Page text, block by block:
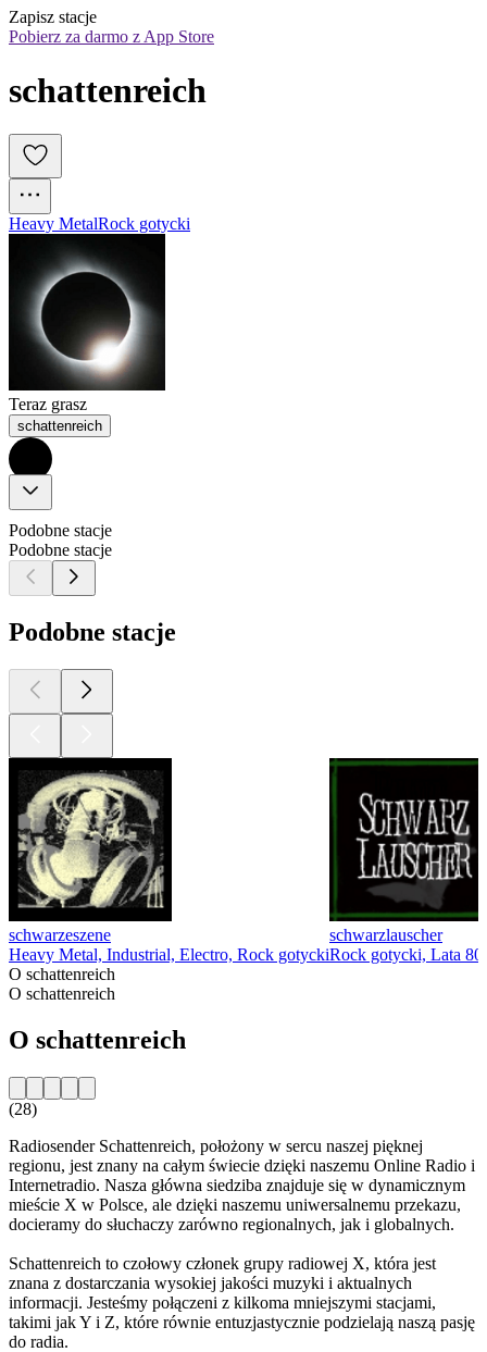
Zapisz stacje
Pobierz za darmo z App Store
schattenreich
Heavy MetalRock gotycki
Teraz grasz
schattenreich
Podobne stacje
Podobne stacje
Podobne stacje
schwarzeszene
Heavy Metal, Industrial, Electro, Rock gotycki
schwarzlauscher
Rock gotycki, Lata
O schattenreich
O schattenreich
O schattenreich
(28)
Radiosender Schattenreich, położony w sercu naszej pięknej
regionu, jest znany na całym świecie dzięki naszemu Online Radio i
Internetradio. Nasza główna siedziba znajduje się w dynamicznym
mieście X w Polsce, ale dzięki naszemu uniwersalnemu przekazu,
docieramy do słuchaczy zarówno regionalnych, jak i globalnych.
Schattenreich to czołowy członek grupy radiowej X, która jest
znana z dostarczania wysokiej jakości muzyki i aktualnych
informacji. Jesteśmy połączeni z kilkoma mniejszymi stacjami,
takimi jak Y i Z, które równie entuzjastycznie podzielają naszą pasję
do radia.